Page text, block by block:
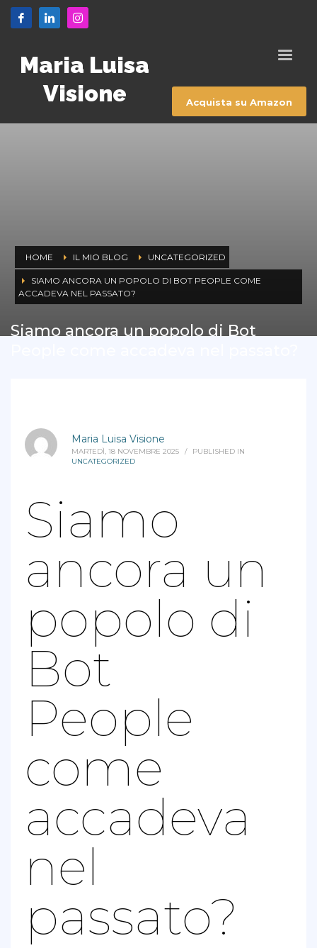
Maria Luisa
Visione
Acquista su Amazon
HOME IL MIO BLOG UNCATEGORIZED
SIAMO ANCORA UN POPOLO DI BOT PEOPLE COME
ACCADEVA NEL PASSATO?
Siamo ancora un popolo di Bot
Maria Luisa Visione
MARTEDÌ, 18 NOVEMBRE 2025 /
PUBLISHED IN
UNCATEGORIZED
Siamo
ancora un
popolo di
Bot
People
come
accadeva
nel
passato?